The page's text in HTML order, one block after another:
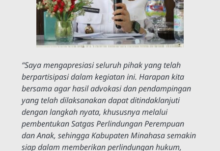
“Saya mengapresiasi seluruh pihak yang telah
berpartisipasi dalam kegiatan ini. Harapan kita
bersama agar hasil advokasi dan pendampingan
yang telah dilaksanakan dapat ditindaklanjuti
dengan langkah nyata, khususnya melalui
pembentukan Satgas Perlindungan Perempuan
dan Anak, sehingga Kabupaten Minahasa semakin
siap dalam memberikan perlindungan hukum,